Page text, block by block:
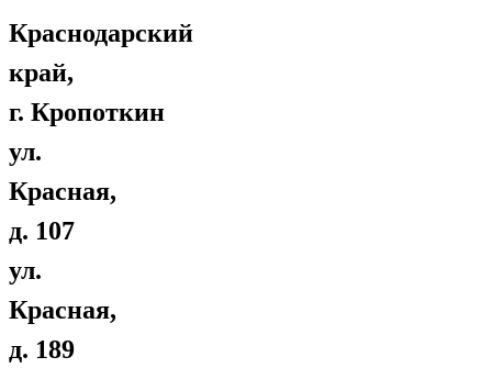
Краснодарский
край,
г. Кропоткин
ул.
Красная,
д. 107
ул.
Красная,
д. 189